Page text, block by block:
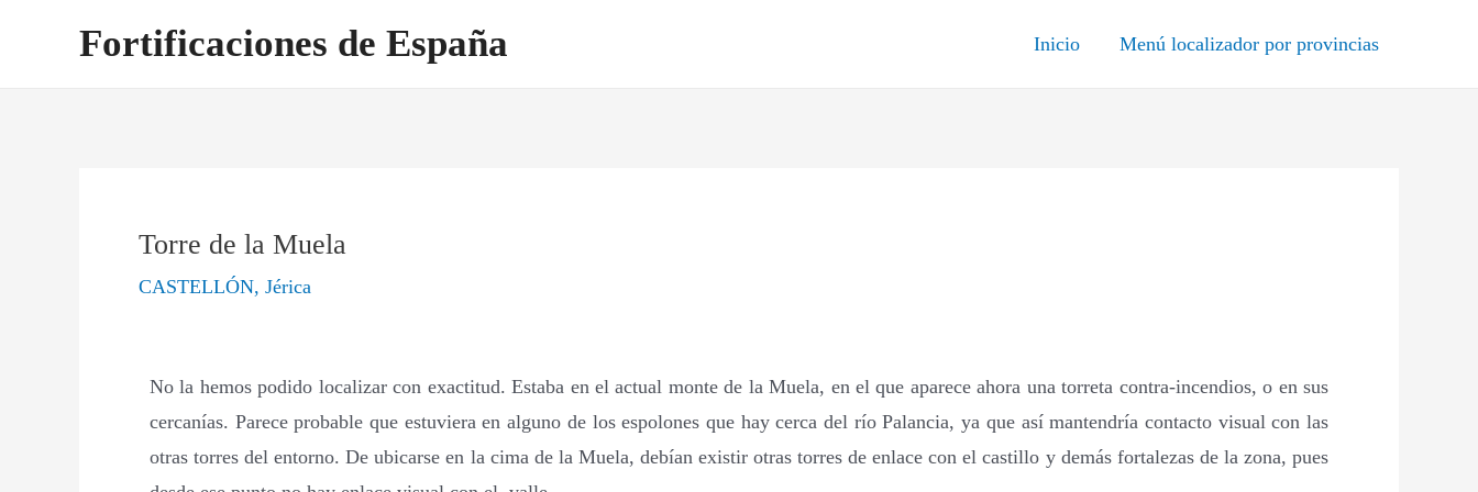
Fortificaciones de España Inicio Menú localizador por provincias
Torre de la Muela
CASTELLÓN, Jérica
No la hemos podido localizar con exactitud. Estaba en el actual monte de la Muela, en el que aparece ahora una torreta contra-incendios, o en sus
cercanías. Parece probable que estuviera en alguno de los espolones que hay cerca del río Palancia, ya que así mantendría contacto visual con las
otras torres del entorno. De ubicarse en la cima de la Muela, debían existir otras torres de enlace con el castillo y demás fortalezas de la zona, pues
de